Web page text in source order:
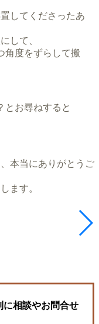
してくださったあ
して、
角度をずらして搬
とお尋ねすると
本当にありがとうご
ます。
に相談やお問合せ